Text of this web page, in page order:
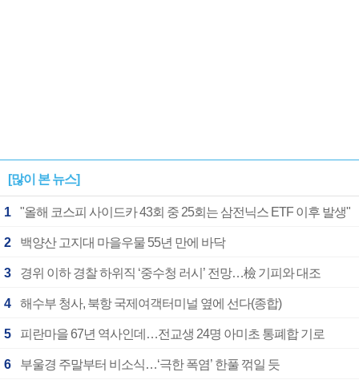
[많이 본 뉴스]
1 "올해 코스피 사이드카 43회 중 25회는 삼전닉스 ETF 이후 발생"
2 백양산 고지대 마을우물 55년 만에 바닥
3 경위 이하 경찰 하위직 ‘중수청 러시’ 전망…檢 기피와 대조
4 해수부 청사, 북항 국제여객터미널 옆에 선다(종합)
5 피란마을 67년 역사인데…전교생 24명 아미초 통폐합 기로
6 부울경 주말부터 비소식…‘극한 폭염’ 한풀 꺾일 듯